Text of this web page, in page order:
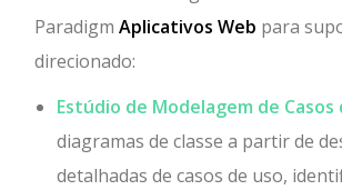
ParadigmAplicativos Web para
direcionado:
Estúdio de Modelagem de Casos
diagramas de classe a partir de
detalhadas de casos de uso,